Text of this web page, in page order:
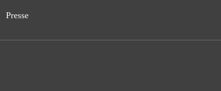
Presse